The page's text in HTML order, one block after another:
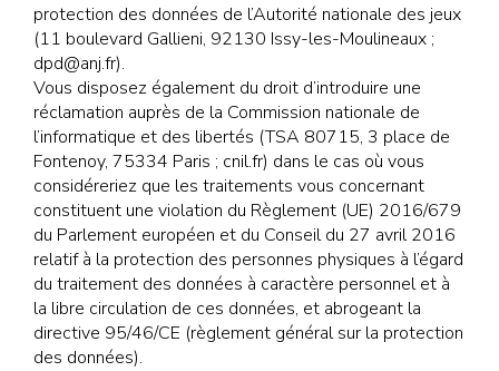
protection des données de l’Autorité nationale des jeux
(11 boulevard Gallieni, 92130 Issy-les-Moulineaux ;
dpd@anj.fr).
Vous disposez également du droit d’introduire une
réclamation auprès de la Commission nationale de
l’informatique et des libertés (TSA 80715, 3 place de
Fontenoy, 75334 Paris ; cnil.fr) dans le cas où vous
considéreriez que les traitements vous concernant
constituent une violation du Règlement (UE) 2016/679
du Parlement européen et du Conseil du 27 avril 2016
relatif à la protection des personnes physiques à l’égard
du traitement des données à caractère personnel et à
la libre circulation de ces données, et abrogeant la
directive 95/46/CE (règlement général sur la protection
des données).